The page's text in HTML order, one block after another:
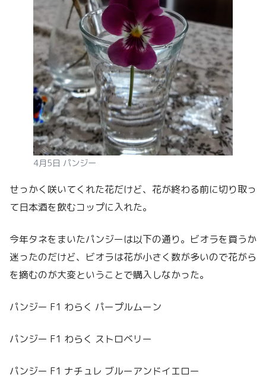
4月5日 パンジー
せっかく咲いてくれた花だけど、花が終わる前に切り取っ
て日本酒を飲むコップに入れた。
今年タネをまいたパンジーは以下の通り。ビオラを買うか
迷ったのだけど、ビオラは花が小さく数が多いので花がら
を摘むのが大変ということで購入しなかった。
パンジー F1 わらく パープルムーン
パンジー F1 わらく ストロベリー
パンジー F1 ナチュレ ブルーアンドイエロー